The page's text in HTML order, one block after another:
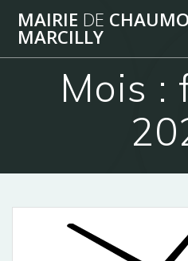
au
MAIRIE DE
MARCILLY
Mois :